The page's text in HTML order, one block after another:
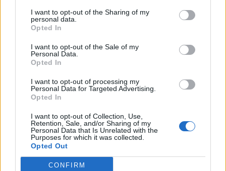
I want to opt-out of the Sharing of my
personal data.
Opted In
I want to opt-out of the Sale of my
Personal Data.
Opted In
I want to opt-out of processing my
Personal Data for Targeted Advertising.
Opted In
I want to opt-out of Collection, Use,
Retention, Sale, and/or Sharing of my
Personal Data that Is Unrelated with the
Purposes for which it was collected.
Opted Out
CONFIRM
Rechizitoriul Tel Drum: Bogdan Chireac și
infracțională a lui Liviu Dragnea
Cristoiu a descoperit cine-l susține pe
Zelenski: „femei nemăritate sau divorțate, care